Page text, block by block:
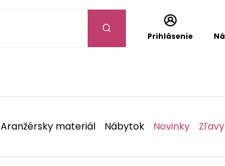
Prihlásenie
Aranžérsky materiál Nábytok Novinky Zľavy